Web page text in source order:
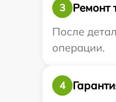
3
Ремонт
После
операции.
4